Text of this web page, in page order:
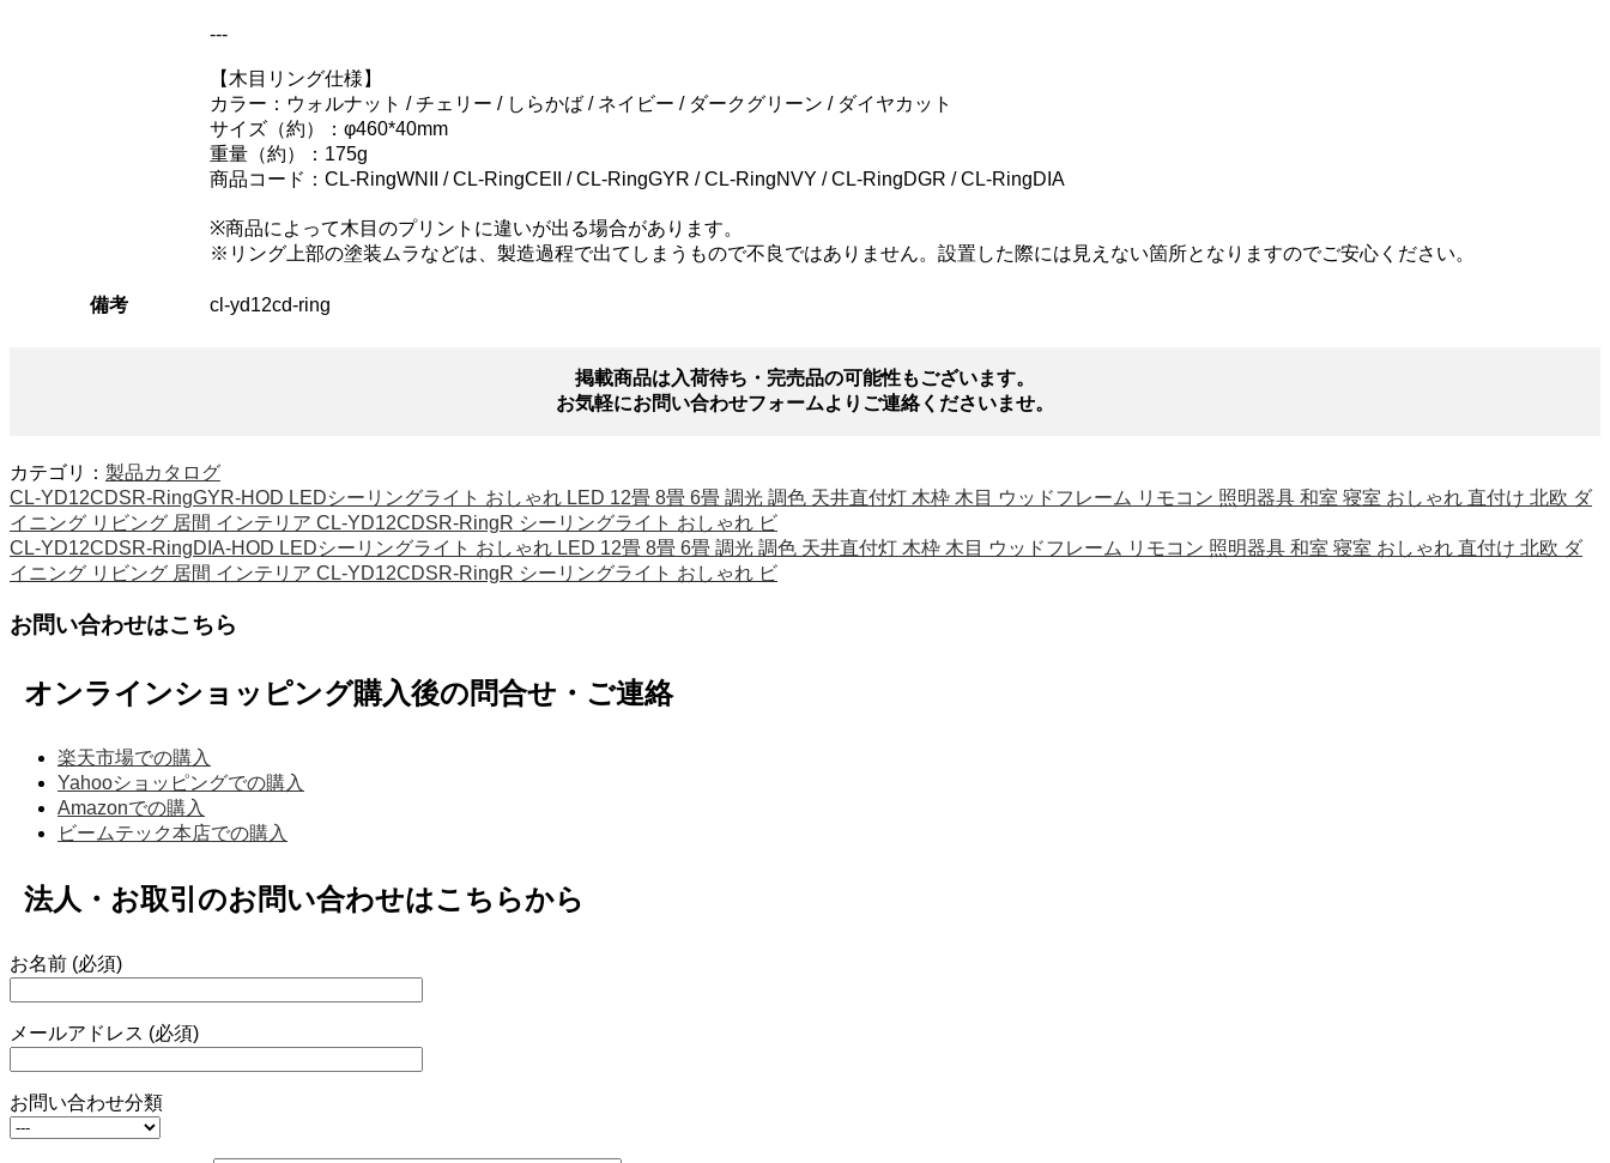
---
【木目リング仕様】
カラー：ウォルナット / チェリー / しらかば / ネイビー / ダークグリーン / ダイヤカット
サイズ（約）：φ460*40mm
重量（約）：175g
商品コード：CL-RingWNII / CL-RingCEII / CL-RingGYR / CL-RingNVY / CL-RingDGR / CL-RingDIA
※商品によって木目のプリントに違いが出る場合があります。
※リング上部の塗装ムラなどは、製造過程で出てしまうもので不良ではありません。設置した際には見えない箇所となりますのでご安心ください。
備考 cl-yd12cd-ring
掲載商品は入荷待ち・完売品の可能性もございます。
お気軽にお問い合わせフォームよりご連絡くださいませ。
カテゴリ： 製品カタログ
CL-YD12CDSR-RingGYR-HOD LEDシーリングライト おしゃれ LED 12畳 8畳 6畳 調光 調色 天井直付灯 木枠 木目 ウッドフレーム リモコン 照明器具 和室 寝室 おしゃれ 直付け 北欧 ダ
イニング リビング 居間 インテリア CL-YD12CDSR-RingR シーリングライト おしゃれ ビ
CL-YD12CDSR-RingDIA-HOD LEDシーリングライト おしゃれ LED 12畳 8畳 6畳 調光 調色 天井直付灯 木枠 木目 ウッドフレーム リモコン 照明器具 和室 寝室 おしゃれ 直付け 北欧 ダ
イニング リビング 居間 インテリア CL-YD12CDSR-RingR シーリングライト おしゃれ ビ
お問い合わせはこちら
オンラインショッピング購入後の問合せ・ご連絡
楽天市場での購入
Yahooショッピングでの購入
Amazonでの購入
ビームテック本店での購入
法人・お取引のお問い合わせはこちらから
お名前 (必須)
メールアドレス (必須)
お問い合わせ分類